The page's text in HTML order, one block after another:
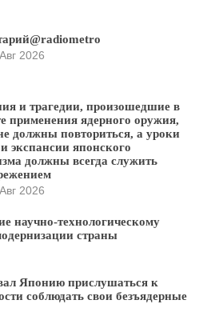
2026
и трагедии, произошедшие в
применения ядерного оружия,
должны повториться, а уроки
экспансии японского
должны всегда служить
2026
научно-технологическому
страны
Японию прислушаться к
соблюдать свои безъядерные